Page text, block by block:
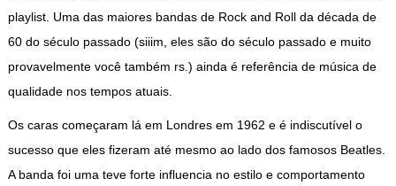
playlist. Uma das maiores bandas de Rock and Roll da década de
60 do século passado (siiim, eles são do século passado e muito
provavelmente você também rs.) ainda é referência de música de
qualidade nos tempos atuais.
Os caras começaram lá em Londres em 1962 e é indiscutível o
sucesso que eles fizeram até mesmo ao lado dos famosos Beatles.
A banda foi uma teve forte influencia no estilo e comportamento